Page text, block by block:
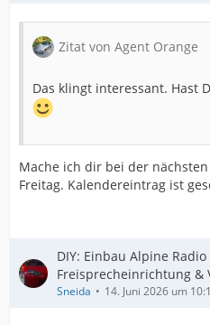
Zitat von Agent Orange
Das klingt interessant. Hast
Mache ich dir bei der
Freitag. Kalendereintrag ist
DIY: Einbau Alpine
Freisprecheinrichtung &
Sneida 14. Juni 2026 um